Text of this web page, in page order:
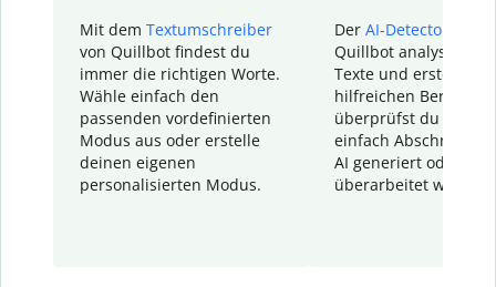
Mit dem Textumschreiber
von Quillbot findest du
immer die richtigen Worte.
Wähle einfach den
passenden vordefinierten
Modus aus oder erstelle
deinen eigenen
personalisierten Modus.
Der AI-Detector
Quillbot analysiert
Texte und erstellt
hilfreichen Bericht.
überprüfst du
einfach Abschnitte,
AI generiert oder
überarbeitet wurden.